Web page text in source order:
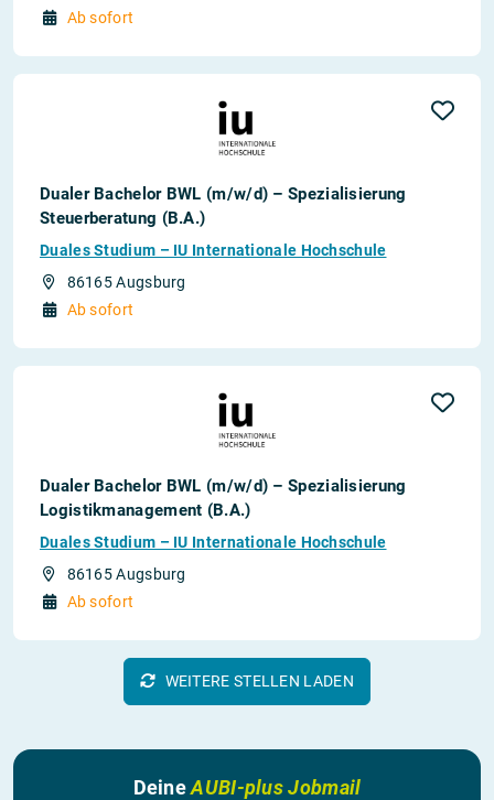
Ab sofort
Dualer Bachelor BWL (m/w/d) – Spezialisierung
Steuerberatung (B.A.)
Duales Studium – IU Internationale Hochschule
86165 Augsburg
Ab sofort
Dualer Bachelor BWL (m/w/d) – Spezialisierung
Logistikmanagement (B.A.)
Duales Studium – IU Internationale Hochschule
86165 Augsburg
Ab sofort
WEITERE STELLEN LADEN
DeineAUBI-plus Jobmail